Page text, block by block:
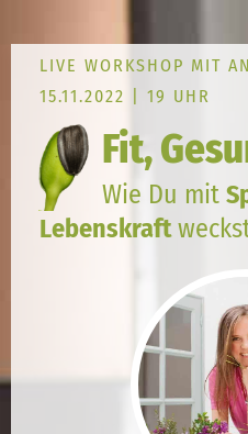
LIVE WORKSHOP MIT
15.11.2022 | 19 UHR
Fit,
Wie Du mit
Lebenskraft